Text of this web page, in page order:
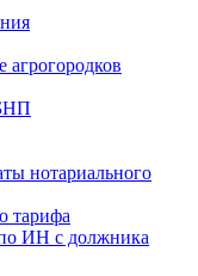
агрогородков
нотариального
тарифа
ИН с должника